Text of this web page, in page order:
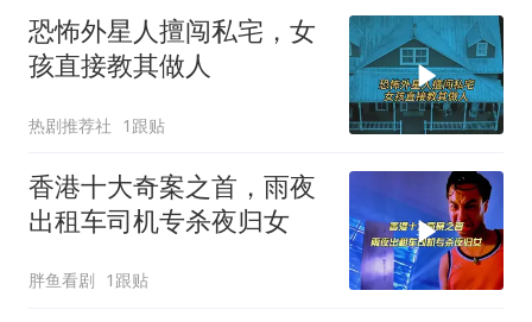
恐怖外星人擅闯私宅，女
孩直接教其做人
热剧推荐社 1跟贴
香港十大奇案之首，雨夜
出租车司机专杀夜归女
胖鱼看剧 1跟贴